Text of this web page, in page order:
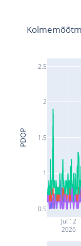
Jul 12
2026
0.5
1
1.5
2
2.5
PDOP